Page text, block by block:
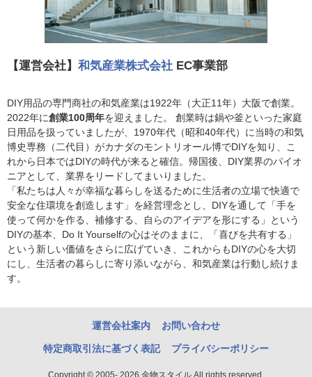
【運営会社】 和気産業株式会社 EC事業部
DIY用品の専門商社の和気産業は1922年（大正11年）大阪で創業。
2022年に創業100周年を迎えました。 創業時は鍋や釜といった家庭
日用品を扱っていましたが、1970年代（昭和40年代）に当時の和気
博史専務（二代目）がカナダのモントリオール博でDIYを知り、こ
れから日本ではDIYの時代が来ると確信。帰国後、DIY業界のパイオ
ニアとして、業界をリードしてまいりました。
「私たちは人々が幸福な暮らしを送るために生活者の立場で快適で
安全な住環境を創造します」を経営理念とし、DIYを通して「手を
使って何かを作る、補修する、自らのアイデアを形にする」という
DIYの基本、Do It Yourselfの心はそのままに、「喜びを共有する」
という新しい価値をさらに広げていき、これからもDIYの心を大切
にし、生活者の暮らしに寄り添いながら、和気産業は行動し続けま
す。
運営会社案内 お問い合わせ
特定商取引法に基づく表記 プライバシーポリシー
Copyright © 2005- 2026 金物スタイル All rights reserved.